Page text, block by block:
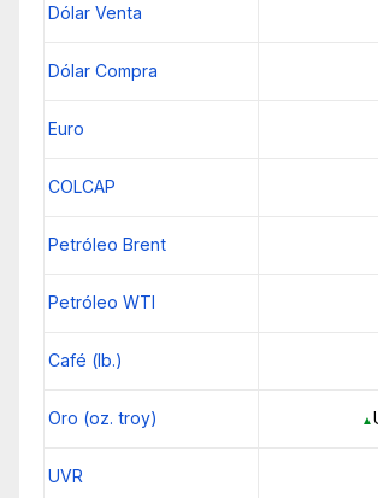
Dólar Venta
Dólar Compra
Euro
COLCAP
Petróleo Brent
Petróleo WTI
Café (lb.)
Oro (oz. troy) ▲
UVR